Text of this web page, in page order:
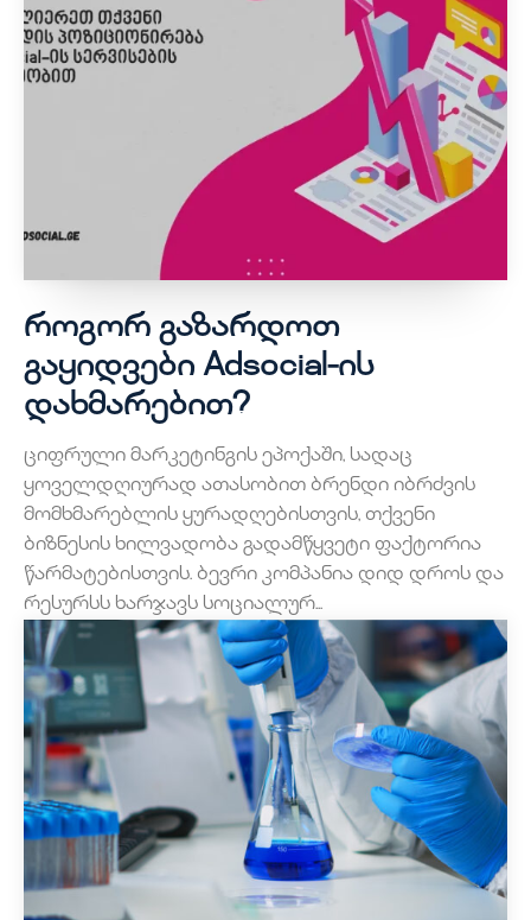
როგორ გაზარდოთ
გაყიდვები Adsocial-ის
დახმარებით?
ციფრული მარკეტინგის ეპოქაში, სადაც
ყოველდღიურად ათასობით ბრენდი იბრძვის
მომხმარებლის ყურადღებისთვის, თქვენი
ბიზნესის ხილვადობა გადამწყვეტი ფაქტორია
წარმატებისთვის. ბევრი კომპანია დიდ დროს და
რესურსს ხარჯავს სოციალურ...